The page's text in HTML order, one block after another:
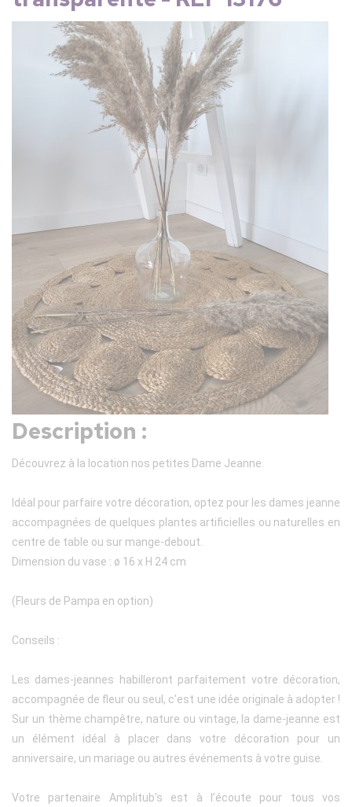
Description :
Découvrez à la location nos petites Dame Jeanne.
Idéal pour parfaire votre décoration, optez pour les dames jeanne
accompagnées de quelques plantes artificielles ou naturelles en
centre de table ou sur mange-debout.
Dimension du vase : ø 16 x H 24 cm
(Fleurs de Pampa en option)
Conseils :
Les dames-jeannes habilleront parfaitement votre décoration,
accompagnée de fleur ou seul, c'est une idée originale à adopter !
Sur un thème champêtre, nature ou vintage, la dame-jeanne est
un élément idéal à placer dans votre décoration pour un
anniversaire, un mariage ou autres événements à votre guise.
Votre partenaire Amplitub's est à l’écoute pour tous vos